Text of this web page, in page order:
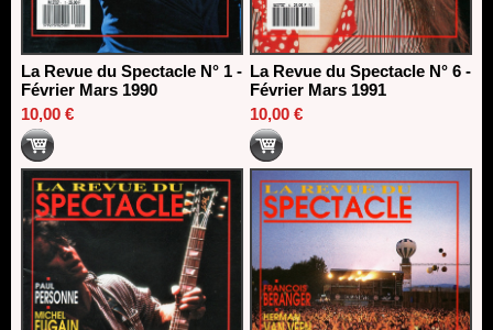
La Revue du Spectacle N° 1 -
Février Mars 1990
10,00 €
La Revue du Spectacle N° 6 -
Février Mars 1991
10,00 €